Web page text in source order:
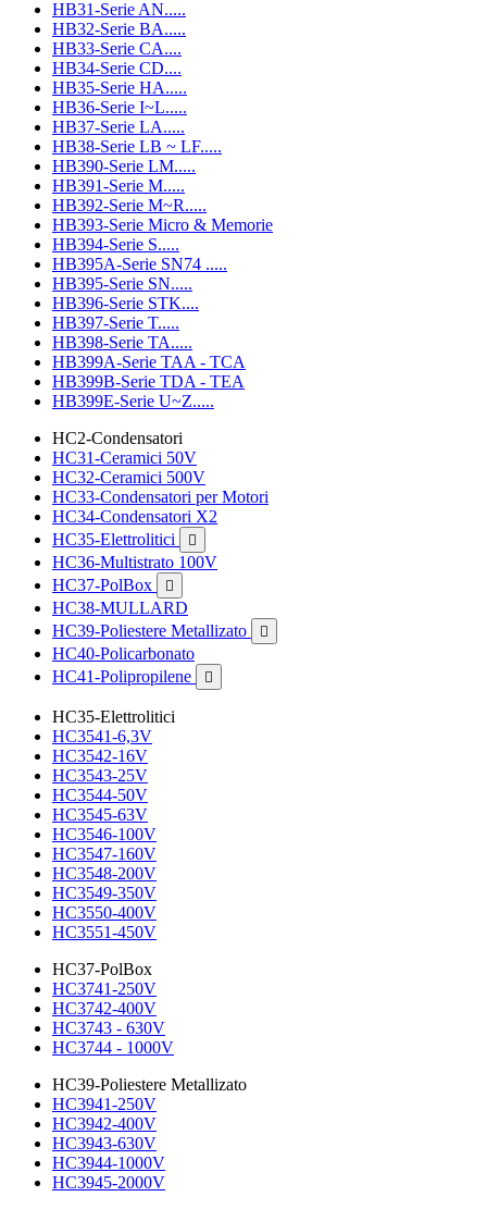
HB31-Serie AN.....
HB32-Serie BA.....
HB33-Serie CA....
HB34-Serie CD....
HB35-Serie HA.....
HB36-Serie I~L.....
HB37-Serie LA.....
HB38-Serie LB ~ LF.....
HB390-Serie LM.....
HB391-Serie M.....
HB392-Serie M~R.....
HB393-Serie Micro & Memorie
HB394-Serie S.....
HB395A-Serie SN74 .....
HB395-Serie SN.....
HB396-Serie STK....
HB397-Serie T.....
HB398-Serie TA.....
HB399A-Serie TAA - TCA
HB399B-Serie TDA - TEA
HB399E-Serie U~Z.....
HC2-Condensatori
HC31-Ceramici 50V
HC32-Ceramici 500V
HC33-Condensatori per Motori
HC34-Condensatori X2
HC35-Elettrolitici

HC36-Multistrato 100V
HC37-PolBox

HC38-MULLARD
HC39-Poliestere Metallizato

HC40-Policarbonato
HC41-Polipropilene

HC35-Elettrolitici
HC3541-6,3V
HC3542-16V
HC3543-25V
HC3544-50V
HC3545-63V
HC3546-100V
HC3547-160V
HC3548-200V
HC3549-350V
HC3550-400V
HC3551-450V
HC37-PolBox
HC3741-250V
HC3742-400V
HC3743 - 630V
HC3744 - 1000V
HC39-Poliestere Metallizato
HC3941-250V
HC3942-400V
HC3943-630V
HC3944-1000V
HC3945-2000V